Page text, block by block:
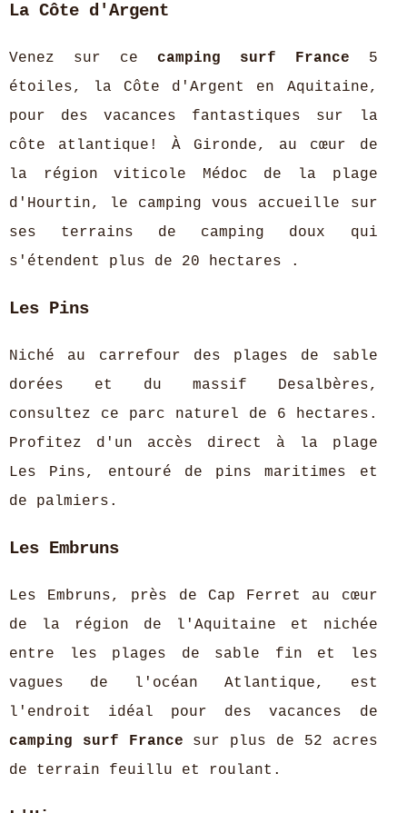
La Côte d'Argent
Venez sur ce camping surf France 5
étoiles, la Côte d'Argent en Aquitaine,
pour des vacances fantastiques sur la
côte atlantique! À Gironde, au cœur de
la région viticole Médoc de la plage
d'Hourtin, le camping vous accueille sur
ses terrains de camping doux qui
s'étendent plus de 20 hectares .
Les Pins
Niché au carrefour des plages de sable
dorées et du massif Desalbères,
consultez ce parc naturel de 6 hectares.
Profitez d'un accès direct à la plage
Les Pins, entouré de pins maritimes et
de palmiers.
Les Embruns
Les Embruns, près de Cap Ferret au cœur
de la région de l'Aquitaine et nichée
entre les plages de sable fin et les
vagues de l'océan Atlantique, est
l'endroit idéal pour des vacances de
camping surf France sur plus de 52 acres
de terrain feuillu et roulant.